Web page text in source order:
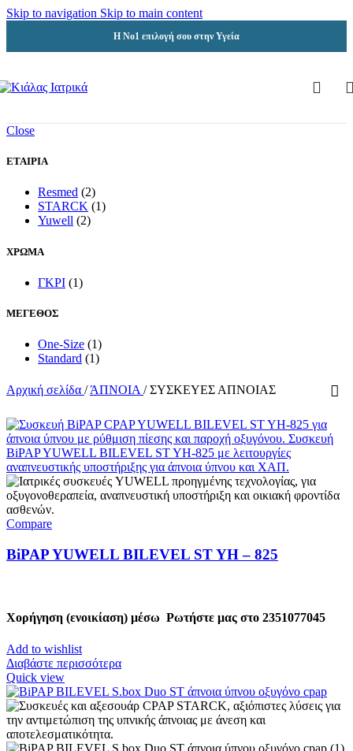
Skip to navigation Skip to main content
Η Νο1 επιλογή σου στην Υγεία
Close
ΕΤΑΙΡΙΑ
Resmed (2)
STARCK (1)
Yuwell (2)
ΧΡΩΜΑ
ΓΚΡΙ (1)
ΜΕΓΕΘΟΣ
One-Size (1)
Standard (1)
Αρχική σελίδα / ΆΠΝΟΙΑ / ΣΥΣΚΕΥΕΣ ΑΠΝΟΙΑΣ
Compare
BiPAP YUWELL BILEVEL ST YH – 825
Χορήγηση (ενοικίαση) μέσω Ρωτήστε μας στο 2351077045
Add to wishlist
Διαβάστε περισσότερα
Quick view